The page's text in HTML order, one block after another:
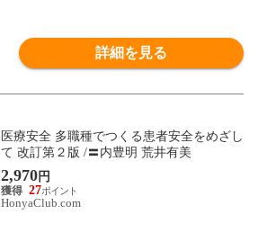
詳細を見る
医療安全 多職種でつくる患者安全をめざし
て 改訂第２版 /〓内豊明 荒井有美
2,970円
27
HonyaClub.com